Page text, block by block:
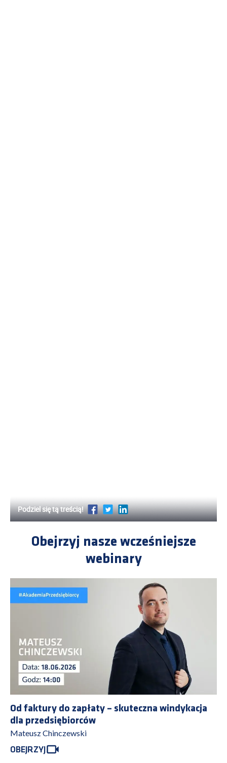
Obejrzyj nasze wcześniejsze
webinary
Od faktury do zapłaty – skuteczna windykacja
dla przedsiębiorców
Mateusz Chinczewski
OBEJRZYJ